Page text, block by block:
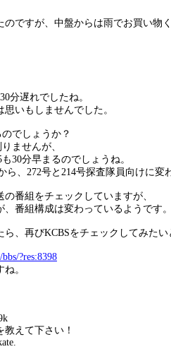
のですが、中盤からは雨でお買い物
分遅れでしたね。
いもしませんでした。
でしょうか？
ませんが、
30分早まるのでしょうね。
ら、272号と214号探査隊員向けに変
番組をチェックしていますが、
、番組構成は変わっているようです
ら、再びKCBSをチェックしてみた
?res:8398
。
えて下さい！